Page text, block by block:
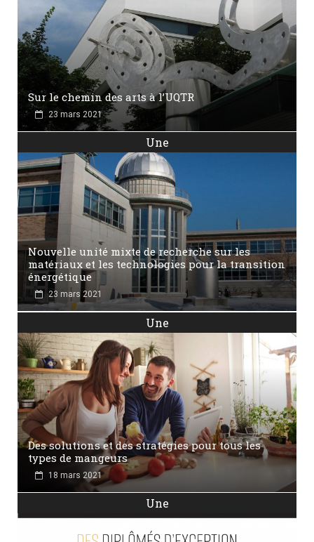
Sur le chemin des arts à l’UQTR
23 mars 2021
Une
Nouvelle unité mixte de recherche sur les
matériaux et les technologies pour la transition
énergétique
23 mars 2021
Une
Des solutions et des stratégies pour tous les
types de mangeurs
18 mars 2021
Une